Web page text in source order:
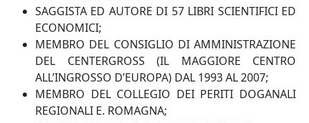
SAGGISTA ED AUTORE DI 57 LIBRI SCIENTIFICI ED
ECONOMICI;
MEMBRO DEL CONSIGLIO DI AMMINISTRAZIONE
DEL CENTERGROSS (IL MAGGIORE CENTRO
ALL’INGROSSO D’EUROPA) DAL 1993 AL 2007;
MEMBRO DEL COLLEGIO DEI PERITI DOGANALI
REGIONALI E. ROMAGNA;